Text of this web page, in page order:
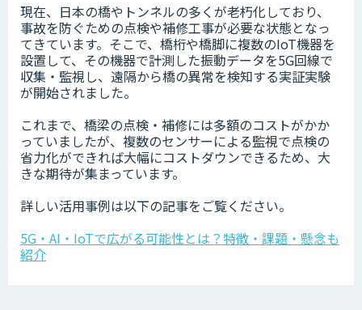
現在、日本の橋やトンネルの多くが老朽化しており、
事故を防ぐための点検や補修工事が必要な状態となっ
てきています。そこで、橋桁や橋脚に複数のIoT機器を
設置して、その機器で計測した振動データを5G回線で
収集・監視し、遠隔から橋の異常を検知する実証実験
が開始されました。
これまで、橋梁の点検・補修には多額のコストがかか
っていましたが、複数のセンサーによる監視で点検の
省力化ができれば大幅にコストダウンできるため、大
きな期待が集まっています。
詳しい活用事例は以下の記事をご覧ください。
5G・AI・IoTで広がる可能性とは？特徴・課題・懸念も
紹介